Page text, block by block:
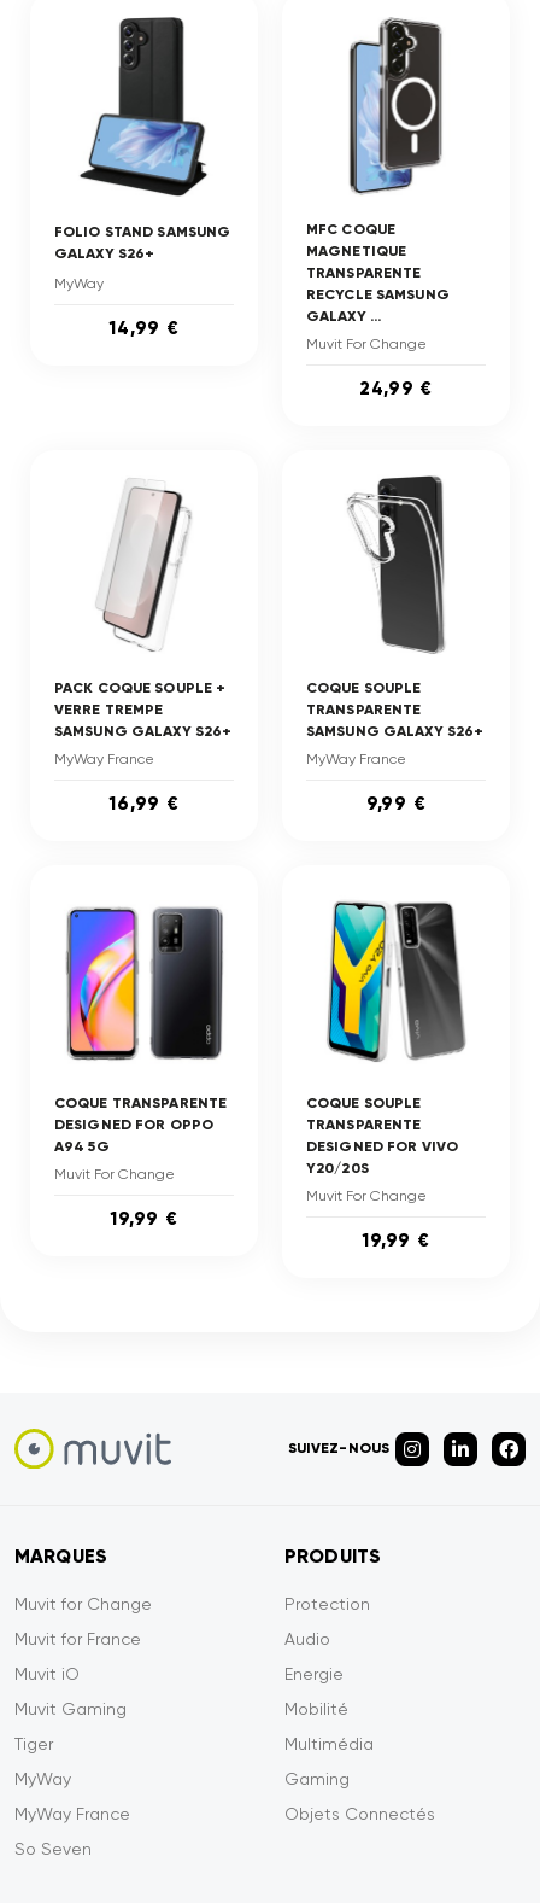
FOLIO STAND SAMSUNG
GALAXY S26+
MyWay
14,99 €
MFC COQUE
MAGNETIQUE
TRANSPARENTE
RECYCLE SAMSUNG
GALAXY ...
Muvit For Change
24,99 €
PACK COQUE SOUPLE +
VERRE TREMPE
SAMSUNG GALAXY S26+
MyWay France
16,99 €
COQUE SOUPLE
TRANSPARENTE
SAMSUNG GALAXY S26+
MyWay France
9,99 €
COQUE TRANSPARENTE
DESIGNED FOR OPPO
A94 5G
Muvit For Change
19,99 €
COQUE SOUPLE
TRANSPARENTE
DESIGNED FOR VIVO
Y20/20S
Muvit For Change
19,99 €
SUIVEZ-NOUS
MARQUES
Muvit for Change
Muvit for France
Muvit iO
Muvit Gaming
Tiger
MyWay
MyWay France
So Seven
PRODUITS
Protection
Audio
Energie
Mobilité
Multimédia
Gaming
Objets Connectés